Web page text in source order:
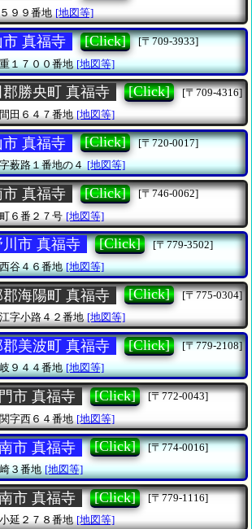
９９番地 [地図等]
市 真福寺 [Click]
[〒709-3933]
１７００番地 [地図等]
郡勝央町 真福寺 [Click]
[〒709-4316]
田６４７番地 [地図等]
市 真福寺 [Click]
[〒720-0017]
薮路１番地の４ [地図等]
真福寺 [Click]
[〒746-0062]
６番２７号 [地図等]
市 真福寺 [Click]
[〒779-3502]
谷４６番地 [地図等]
海陽町 真福寺 [Click]
[〒775-0304]
字小路４２番地 [地図等]
美波町 真福寺 [Click]
[〒779-2108]
９４４番地 [地図等]
市 真福寺 [Click]
[〒772-0043]
字西６４番地 [地図等]
市 真福寺 [Click]
[〒774-0016]
３番地 [地図等]
市 真福寺 [Click]
[〒779-1116]
延２７８番地 [地図等]